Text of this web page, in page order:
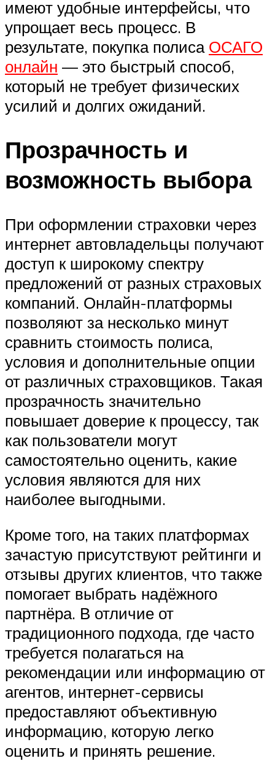
имеют удобные интерфейсы, что
упрощает весь процесс. В
результате, покупка полиса ОСАГО
онлайн — это быстрый способ,
который не требует физических
усилий и долгих ожиданий.
Прозрачность и
возможность выбора
При оформлении страховки через
интернет автовладельцы получают
доступ к широкому спектру
предложений от разных страховых
компаний. Онлайн-платформы
позволяют за несколько минут
сравнить стоимость полиса,
условия и дополнительные опции
от различных страховщиков. Такая
прозрачность значительно
повышает доверие к процессу, так
как пользователи могут
самостоятельно оценить, какие
условия являются для них
наиболее выгодными.
Кроме того, на таких платформах
зачастую присутствуют рейтинги и
отзывы других клиентов, что также
помогает выбрать надёжного
партнёра. В отличие от
традиционного подхода, где часто
требуется полагаться на
рекомендации или информацию от
агентов, интернет-сервисы
предоставляют объективную
информацию, которую легко
оценить и принять решение.